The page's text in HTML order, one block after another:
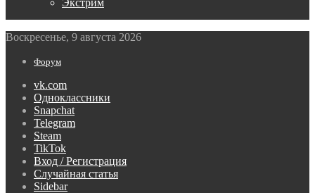
Экстрим
Воскресенье, 9 августа 2026
Форум
vk.com
Одноклассники
Snapchat
Telegram
Steam
TikTok
Вход / Регистрация
Случайная статья
Sidebar